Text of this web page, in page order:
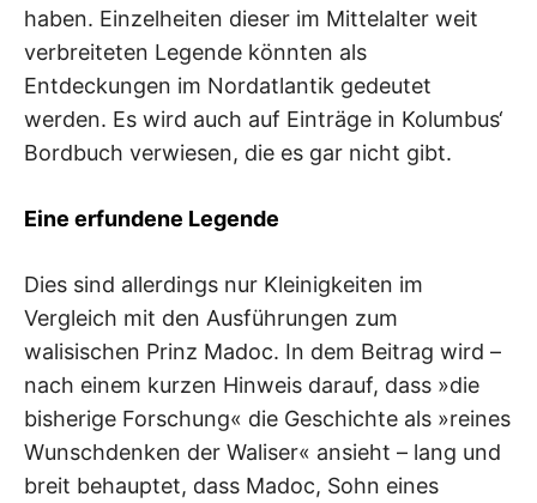
haben. Einzelheiten dieser im Mittelalter weit
verbreiteten Legende könnten als
Entdeckungen im Nordatlantik gedeutet
werden. Es wird auch auf Einträge in Kolumbus‘
Bordbuch verwiesen, die es gar nicht gibt.
Eine erfundene Legende
Dies sind allerdings nur Kleinigkeiten im
Vergleich mit den Ausführungen zum
walisischen Prinz Madoc. In dem Beitrag wird –
nach einem kurzen Hinweis darauf, dass »die
bisherige Forschung« die Geschichte als »reines
Wunschdenken der Waliser« ansieht – lang und
breit behauptet, dass Madoc, Sohn eines